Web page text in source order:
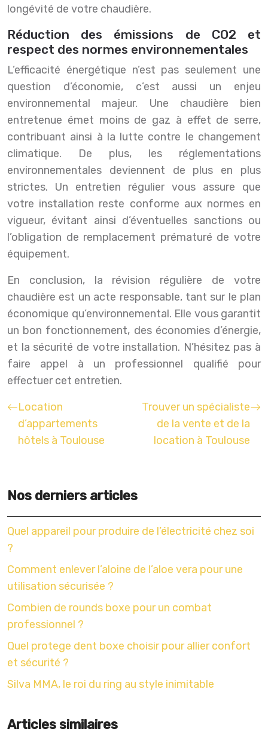
longévité de votre chaudière.
Réduction des émissions de CO2 et
respect des normes environnementales
L’efficacité énergétique n’est pas seulement une
question d’économie, c’est aussi un enjeu
environnemental majeur. Une chaudière bien
entretenue émet moins de gaz à effet de serre,
contribuant ainsi à la lutte contre le changement
climatique. De plus, les réglementations
environnementales deviennent de plus en plus
strictes. Un entretien régulier vous assure que
votre installation reste conforme aux normes en
vigueur, évitant ainsi d’éventuelles sanctions ou
l’obligation de remplacement prématuré de votre
équipement.
En conclusion, la révision régulière de votre
chaudière est un acte responsable, tant sur le plan
économique qu’environnemental. Elle vous garantit
un bon fonctionnement, des économies d’énergie,
et la sécurité de votre installation. N’hésitez pas à
faire appel à un professionnel qualifié pour
effectuer cet entretien.
Location
d’appartements
hôtels à Toulouse
Trouver un spécialiste
de la vente et de la
location à Toulouse
Nos derniers articles
Quel appareil pour produire de l’électricité chez soi
?
Comment enlever l’aloine de l’aloe vera pour une
utilisation sécurisée ?
Combien de rounds boxe pour un combat
professionnel ?
Quel protege dent boxe choisir pour allier confort
et sécurité ?
Silva MMA, le roi du ring au style inimitable
Articles similaires